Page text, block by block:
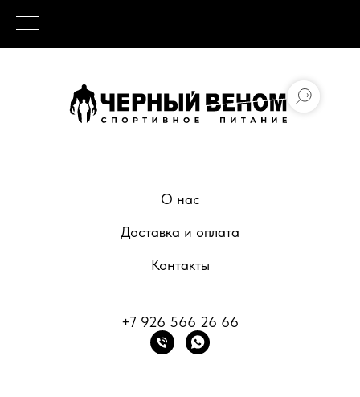
О нас
Доставка и оплата
Контакты
+7 926 566 26 66